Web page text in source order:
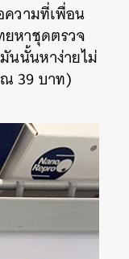
ความที่เพื่อน
หาชุดตรวจ
นนั้นหาง่ายไม่
39 บาท)